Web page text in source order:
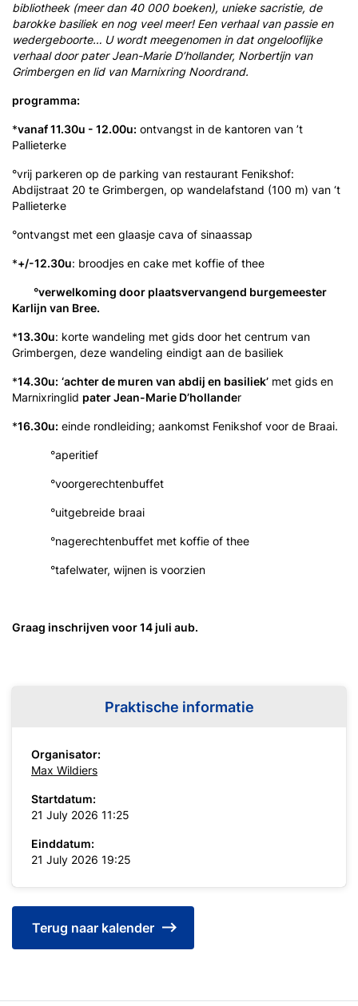
bibliotheek (meer dan 40 000 boeken), unieke sacristie, de
barokke basiliek en nog veel meer! Een verhaal van passie en
wedergeboorte… U wordt meegenomen in dat ongelooflijke
verhaal door pater Jean-Marie D’hollander, Norbertijn van
Grimbergen en lid van Marnixring Noordrand.
programma:
*vanaf 11.30u - 12.00u: ontvangst in de kantoren van ’t
Pallieterke
°vrij parkeren op de parking van restaurant Fenikshof:
Abdijstraat 20 te Grimbergen, op wandelafstand (100 m) van ‘t
Pallieterke
°ontvangst met een glaasje cava of sinaassap
*+/-12.30u: broodjes en cake met koffie of thee
°verwelkoming door plaatsvervangend burgemeester
Karlijn van Bree.
*13.30u: korte wandeling met gids door het centrum van
Grimbergen, deze wandeling eindigt aan de basiliek
*14.30u: ‘achter de muren van abdij en basiliek’ met gids en
Marnixringlid pater Jean-Marie D’hollander
*16.30u: einde rondleiding; aankomst Fenikshof voor de Braai.
°aperitief
°voorgerechtenbuffet
°uitgebreide braai
°nagerechtenbuffet met koffie of thee
°tafelwater, wijnen is voorzien
Graag inschrijven voor 14 juli aub.
Praktische informatie
Organisator:
Max Wildiers
Startdatum:
21 July 2026 11:25
Einddatum:
21 July 2026 19:25
Terug naar kalender